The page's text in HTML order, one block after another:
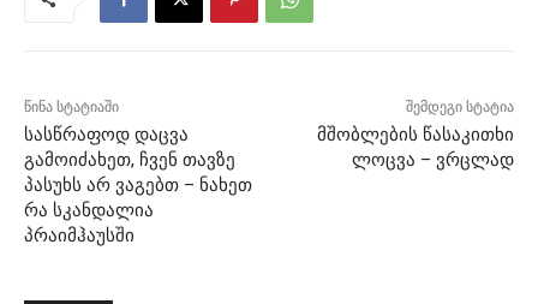
წინა სტატიაში
სასწრაფოდ დაცვა
გამოიძახეთ, ჩვენ თავზე
პასუხს არ ვაგებთ – ნახეთ
რა სკანდალია
პრაიმჰაუსში
შემდეგი სტატია
მშობლების წასაკითხი
ლოცვა – ვრცლად